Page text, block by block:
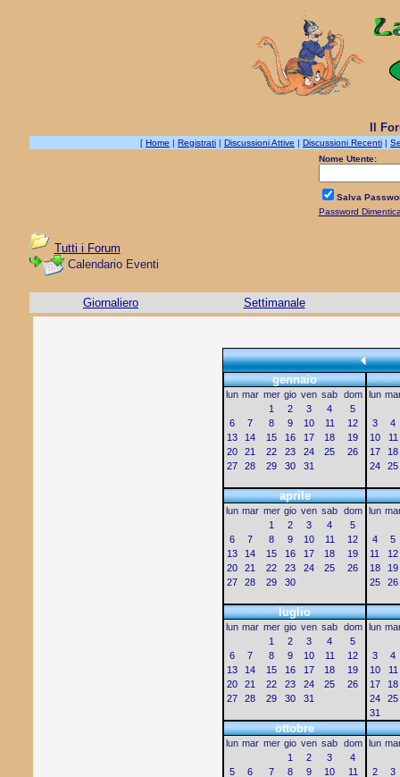
Il
[ Home | Registrati | Discussioni Attive | Discussioni Recenti |
Nome Utente:
Salva
Password
Tutti i Forum
Calendario Eventi
Giornaliero Settimanale
gennaio
lun mar mer gio ven sab dom
1
2 3 4
5
6
7 8 9 10 11
12
13
14 15 16 17 18
19
20
21 22 23 24 25
26
27
28 29 30 31
lun
3
4
10
11
17
18
24
25
aprile
lun mar mer gio ven sab dom
1
2 3 4
5
6
7 8 9 10 11
12
13
14 15 16 17 18
19
20
21 22 23 24 25
26
27
28 29 30
lun
4
5
11
12
18
19
25
26
luglio
lun mar mer gio ven sab dom
1
2 3 4
5
6
7 8 9 10 11
12
13
14 15 16 17 18
19
20
21 22 23 24 25
26
27
28 29 30 31
lun
3
4
10
11
17
18
24
25
31
ottobre
lun mar mer gio ven sab dom
1
2 3
4
5
6 7 8 9 10
11
lun
2
3